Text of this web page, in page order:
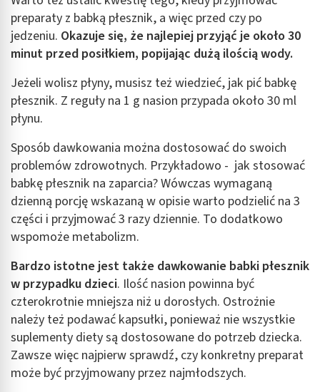
preparaty z babką płesznik, a więc przed czy po
jedzeniu. Okazuje się, że najlepiej przyjąć je około 30
minut przed posiłkiem, popijając dużą ilością wody.
Jeżeli wolisz płyny, musisz też wiedzieć, jak pić babkę
płesznik. Z reguły na 1 g nasion przypada około 30 ml
płynu.
Sposób dawkowania można dostosować do swoich
problemów zdrowotnych. Przykładowo - jak stosować
babkę płesznik na zaparcia? Wówczas wymaganą
dzienną porcję wskazaną w opisie warto podzielić na 3
części i przyjmować 3 razy dziennie. To dodatkowo
wspomoże metabolizm.
Bardzo istotne jest także dawkowanie babki płesznik
w przypadku dzieci. Ilość nasion powinna być
czterokrotnie mniejsza niż u dorosłych. Ostrożnie
należy też podawać kapsułki, ponieważ nie wszystkie
suplementy diety są dostosowane do potrzeb dziecka.
Zawsze więc najpierw sprawdź, czy konkretny preparat
może być przyjmowany przez najmłodszych.